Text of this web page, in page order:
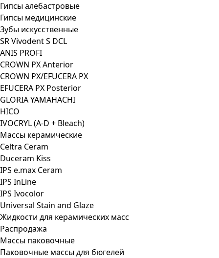
Гипсы алебастровые
Гипсы медицинские
Зубы искусственные
SR Vivodent S DCL
ANIS PROFI
CROWN PX Anterior
CROWN PX/EFUCERA PX
EFUCERA PX Posterior
GLORIA YAMAHACHI
HICO
IVOCRYL (A-D + Bleach)
Массы керамические
Celtra Ceram
Duceram Kiss
IPS e.max Ceram
IPS InLine
IPS Ivocolor
Universal Stain and Glaze
Жидкости для керамических масс
Распродажа
Массы паковочные
Паковочные массы для бюгелей